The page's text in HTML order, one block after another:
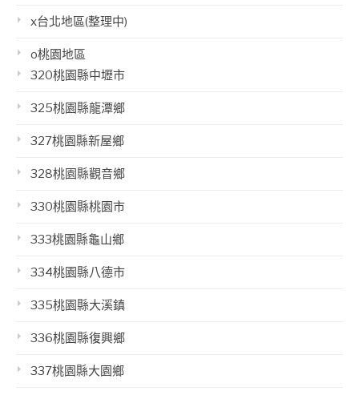
x台北地區(整理中)
o桃園地區
320桃園縣中壢市
325桃園縣龍潭鄉
327桃園縣新屋鄉
328桃園縣觀音鄉
330桃園縣桃園市
333桃園縣龜山鄉
334桃園縣八德市
335桃園縣大溪鎮
336桃園縣復興鄉
337桃園縣大園鄉